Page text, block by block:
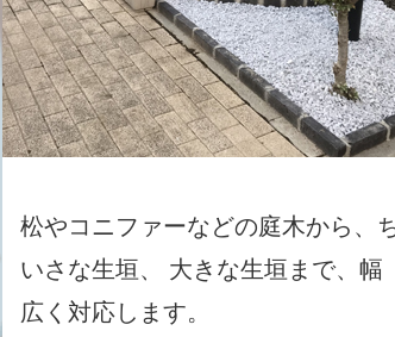
松やコニファーなどの庭木から、
いさな生垣、 大きな生垣まで、幅
広く対応します。